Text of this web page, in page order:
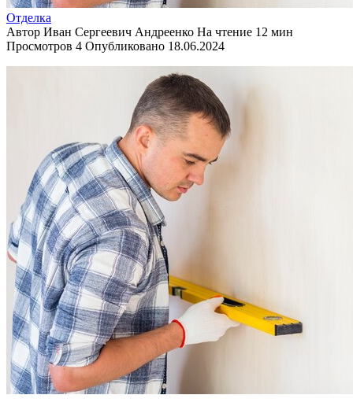
Отделка
Автор Иван Сергеевич Андреенко На чтение 12 мин
Просмотров 4 Опубликовано 18.06.2024